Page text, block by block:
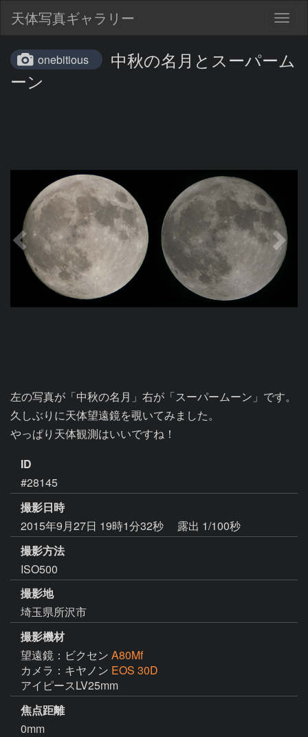
天体写真ギャラリー
onebitious
中秋の名月とスーパーム
ーン
左の写真が「中秋の名月」右が「スーパームーン」です。
久しぶりに天体望遠鏡を覗いてみました。
やっぱり天体観測はいいですね！
ID
#28145
撮影日時
2015年9月27日 19時1分32秒
露出 1/100秒
撮影方法
ISO500
撮影地
埼玉県所沢市
撮影機材
望遠鏡：ビクセン A80Mf
カメラ：キヤノン EOS 30D
アイピースLV25mm
焦点距離
0mm